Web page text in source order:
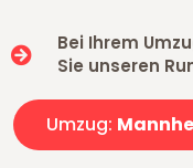
Bei Ihrem
Sie unseren
Umzug: